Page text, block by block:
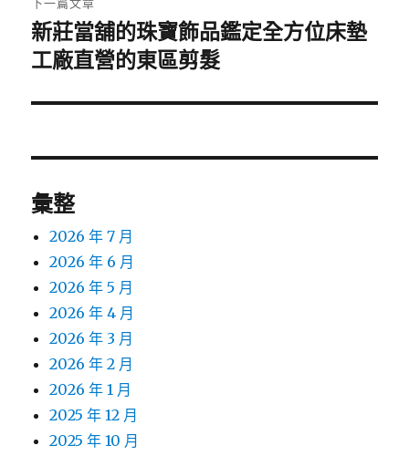
下
一
文
新莊當舖的珠寶飾品鑑定全方位床墊
工廠直營的東區剪髮
彙整
2026 年 7 月
2026 年 6 月
2026 年 5 月
2026 年 4 月
2026 年 3 月
2026 年 2 月
2026 年 1 月
2025 年 12 月
2025 年 10 月